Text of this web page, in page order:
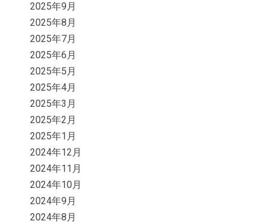
2025年9月
2025年8月
2025年7月
2025年6月
2025年5月
2025年4月
2025年3月
2025年2月
2025年1月
2024年12月
2024年11月
2024年10月
2024年9月
2024年8月